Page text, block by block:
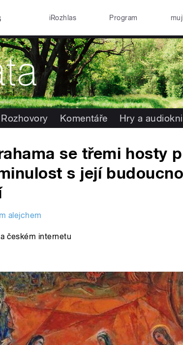
iRozhlas Program
Rozhovory Komentáře Hry a
se třemi hosty
s její
alejchem
českém internetu